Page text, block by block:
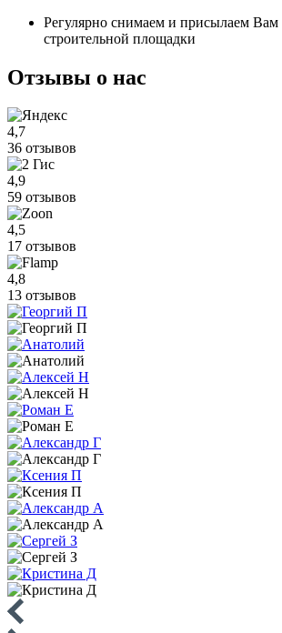
Регулярно снимаем и присылаем Вам
строительной площадки
Отзывы о нас
4,7
36 отзывов
4,9
59 отзывов
4,5
17 отзывов
4,8
13 отзывов